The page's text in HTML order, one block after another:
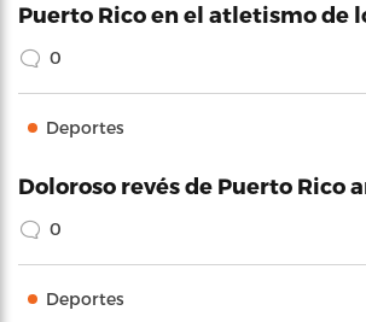
Puerto Rico en el atletismo de
0
Deportes
Doloroso revés de Puerto Rico
0
Deportes